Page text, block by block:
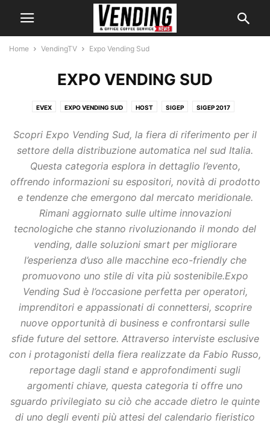
Home VendingTV Expo Vending Sud
EXPO VENDING SUD
EVEX EXPO VENDING SUD HOST SIGEP SIGEP 2017
VENDINGTOGO VENDINGTV ON THE ROAD VENDITALIA
Scopri Expo Vending Sud, la fiera di riferimento per il
settore della distribuzione automatica nel sud Italia.
Questa categoria esplora in dettaglio l’evento,
offrendo informazioni su espositori, novità di prodotto
e tendenze che emergono dal mercato meridionale.
Rimani aggiornato sulle ultime innovazioni
tecnologiche che stanno rivoluzionando il mondo del
vending, dalle soluzioni smart per migliorare
l’esperienza d’uso alle macchine eco-friendly che
promuovono uno stile di vita più sostenibile.Expo
Vending Sud è l’occasione perfetta per operatori,
imprenditori e appassionati di connettersi, scoprire
nuove opportunità di business e confrontarsi sulle
sfide future del settore. Attraverso interviste esclusive
con i protagonisti della fiera realizzate da Fabio Russo,
reportage dagli stand e approfondimenti sugli
argomenti chiave, questa categoria ti offre uno
sguardo privilegiato su ciò che accade dietro le quinte
di uno degli eventi più attesi del calendario fieristico